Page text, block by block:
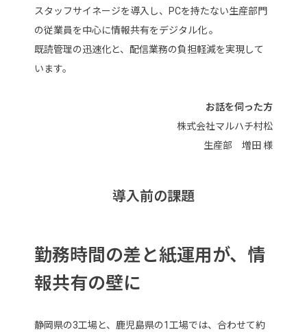
スタッフサイネージを導入し、PCを持たない生産部門
の従業員を中心に情報共有をデジタル化 。
既読管理の迅速化と、配信業務の負担軽減を実現して
います。
お話を伺った方
株式会社マルハチ村松
生産部 増田 様
導入前の課題
勤務時間の差と紙運用が、情
報共有の壁に
静岡県の3工場と、鹿児島県の1工場では、合わせて約